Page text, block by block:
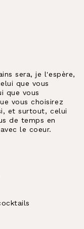
sera, je l'espère,
que vous
que vous
vous choisirez
et surtout, celui
de temps en
le coeur.